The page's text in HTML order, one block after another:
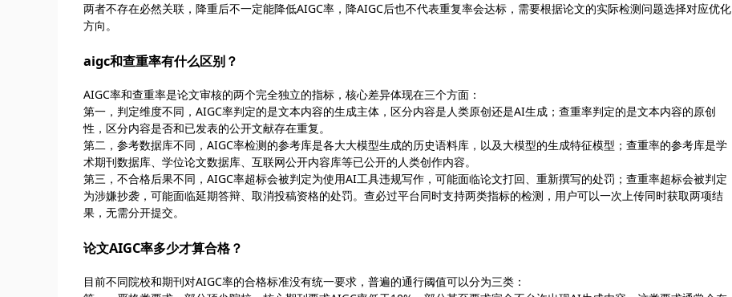
两者不存在必然关联，降重后不一定能降低AIGC率，降AIGC后也不代表重复率会达标，需要根据论文的实际检测问题选择对应优化
方向。
aigc和查重率有什么区别？
AIGC率和查重率是论文审核的两个完全独立的指标，核心差异体现在三个方面：
第一，判定维度不同，AIGC率判定的是文本内容的生成主体，区分内容是人类原创还是AI生成；查重率判定的是文本内容的原创
性，区分内容是否和已发表的公开文献存在重复。
第二，参考数据库不同，AIGC率检测的参考库是各大大模型生成的历史语料库，以及大模型的生成特征模型；查重率的参考库是学
术期刊数据库、学位论文数据库、互联网公开内容库等已公开的人类创作内容。
第三，不合格后果不同，AIGC率超标会被判定为使用AI工具违规写作，可能面临论文打回、重新撰写的处罚；查重率超标会被判定
为涉嫌抄袭，可能面临延期答辩、取消投稿资格的处罚。查必过平台同时支持两类指标的检测，用户可以一次上传同时获取两项结
果，无需分开提交。
论文AIGC率多少才算合格？
目前不同院校和期刊对AIGC率的合格标准没有统一要求，普遍的通行阈值可以分为三类：